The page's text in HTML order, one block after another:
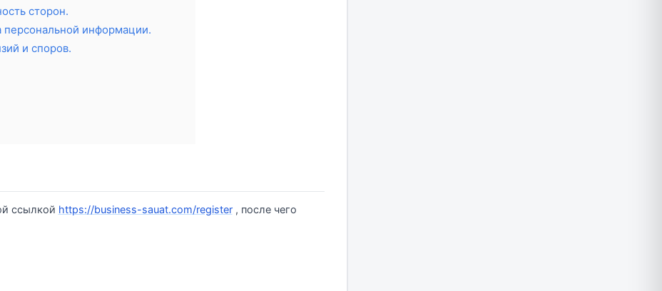
сторон.
персональной информации.
и споров.
ссылкой https://business-sauat.com/register, после чего